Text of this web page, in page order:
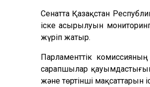
Сенатта Қазақстан
іске асырылуын
жүріп жатыр.
Парламенттік
сарапшылар
және төртінші мақсаттарын